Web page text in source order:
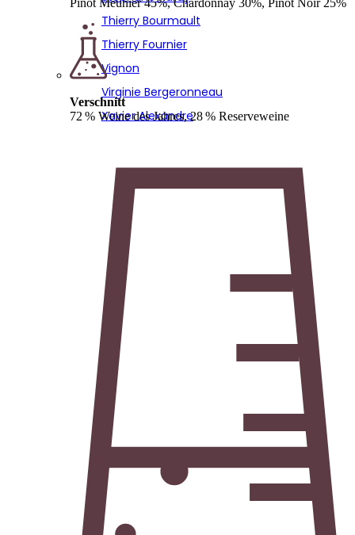
Thierry Bourmault
Thierry Fournier
Vignon
Virginie Bergeronneau
Xavier Alexandre
Pinot Meunier 45%, Chardonnay 30%, Pinot Noir 25%
Verschnitt
72 % Weine des Jahres, 28 % Reserveweine